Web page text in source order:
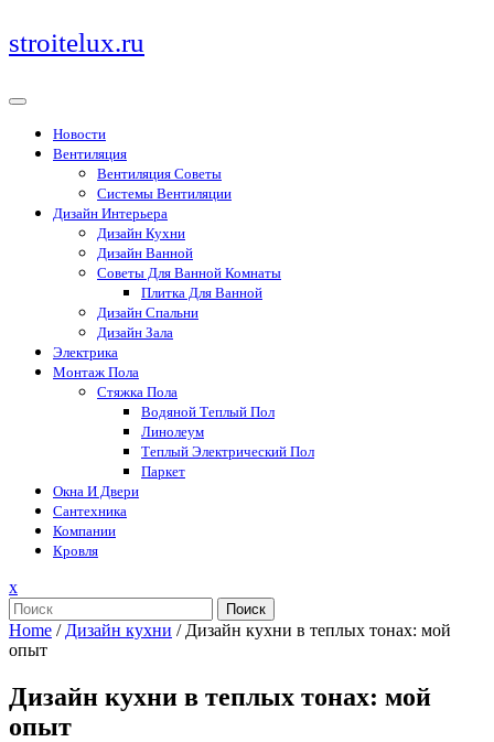
Перейти
к
stroitelux.ru
Новости
Вентиляция
Вентиляция Советы
Системы Вентиляции
Дизайн Интерьера
Дизайн Кухни
Дизайн Ванной
Советы Для Ванной Комнаты
Плитка Для Ванной
Дизайн Спальни
Дизайн Зала
Электрика
Монтаж Пола
Стяжка Пола
Водяной Теплый Пол
Линолеум
Теплый Электрический Пол
Паркет
Окна И Двери
Сантехника
Компании
Кровля
xЗакрыть
меню
Поиск
Home / Дизайн кухни / Дизайн кухни в теплых тонах: мой
опыт
Дизайн кухни в теплых тонах: мой
опыт